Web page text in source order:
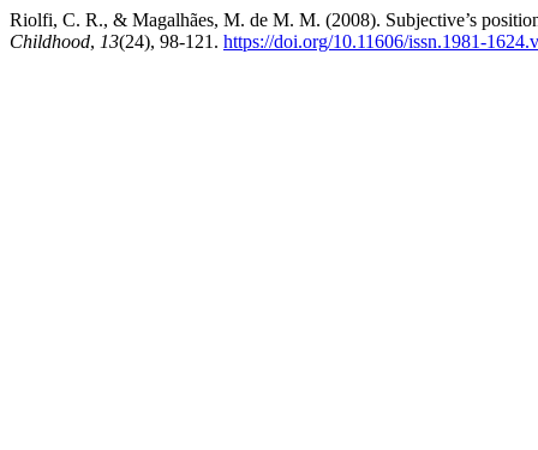
Riolfi, C. R., & Magalhães, M. de M. M. (2008). Subjective’s
Childhood, 13(24), 98-121. https://doi.org/10.11606/issn.1981-